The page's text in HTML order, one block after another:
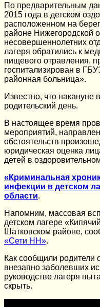
По предварительным
2015 года в детском
расположенном на
районе Нижегородской
несовершеннолетних
лагеря обратились к
пищевого отравления,
госпитализирован в
районная больница».
Известно, что накануне
родительский день.
В настоящее время
мероприятий,
обстоятельств
юридическая оценка
детей в
«Криминальная
инфекции в детском
области.
Напомним, массовая
детском лагере
Шатковском районе,
«Сети НН».
Как сообщили родители
внезапно заболевших
руководство лагеря
скрыть.